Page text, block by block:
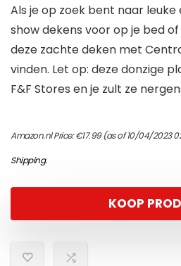
Als je op zoek bent naar leuke
show dekens voor op je bed
deze zachte deken met
vinden. Let op: deze donzige
F&F Stores en je zult ze
Amazon.nl Price:€17.99(as of 10/04/2023
Shipping.
KOOP